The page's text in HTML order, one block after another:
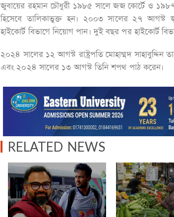
জুবায়ের রহমান চৌধুরী ১৯৮৫ সালে জজ কোর্টে ও ১৯৮৭
হিসেবে তালিকাভুক্ত হন। ২০০৩ সালের ২৭ আগস্ট
হাইকোর্ট বিভাগে নিয়োগ পান। দুই বছর পর হাইকোর্ট
২০২৪ সালের ১২ আগস্ট রাষ্ট্রপতি মোহাম্মদ সাহাবুদ্দিন
এবং ২০২৪ সালের ১৩ আগস্ট তিনি শপথ পাঠ করেন।
RELATED NEWS